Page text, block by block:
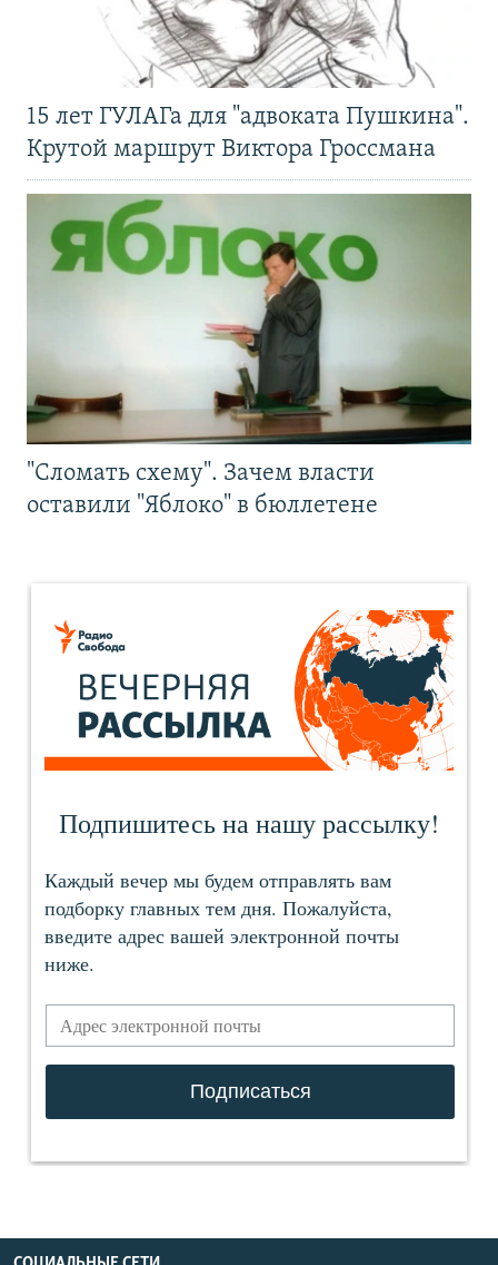
15 лет ГУЛАГа для "адвоката Пушкина".
Крутой маршрут Виктора Гроссмана
"Сломать схему". Зачем власти
оставили "Яблоко" в бюллетене